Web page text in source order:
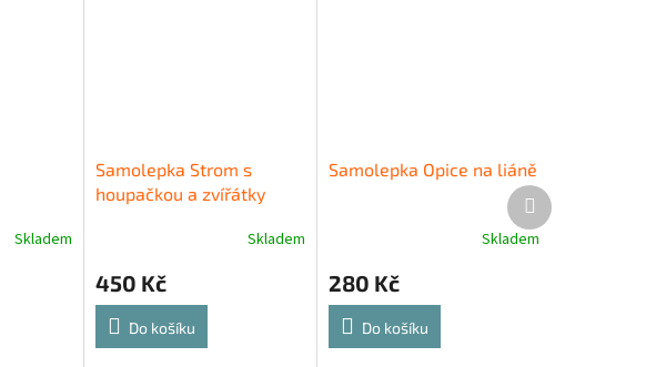
Skladem
Samolepka Strom s
houpačkou a zvířátky
Skladem
450 Kč
Do košíku
Samolepka Opice na liáně
Skladem
280 Kč
Do košíku
Další
produkt